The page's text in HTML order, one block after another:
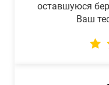
оставшуюся
Ваш